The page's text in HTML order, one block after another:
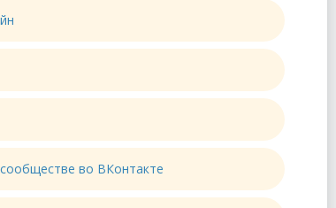
во ВКонтакте